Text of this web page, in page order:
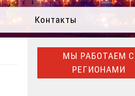
Контакты
МЫ РАБОТАЕМ С
РЕГИОНАМИ